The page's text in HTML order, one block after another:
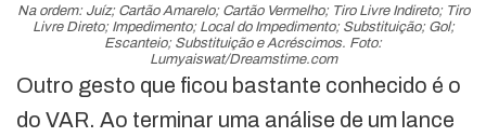
Na ordem: Juíz; Cartão Amarelo; Cartão Vermelho; Tiro Livre Indireto; Tiro
Livre Direto; Impedimento; Local do Impedimento; Substituição; Gol;
Escanteio; Substituição e Acréscimos. Foto:
Lumyaiswat/Dreamstime.com
Outro gesto que ficou bastante conhecido é o
do VAR. Ao terminar uma análise de um lance